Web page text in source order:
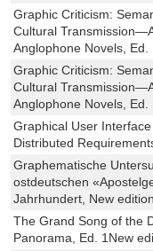
Graphic Criticism:
Cultural
Anglophone Novels, Ed.
Graphic Criticism:
Cultural
Anglophone Novels, Ed.
Graphical User
Distributed
Graphematische
ostdeutschen
Jahrhundert, New edition
The Grand Song of the
Panorama, Ed. 1New